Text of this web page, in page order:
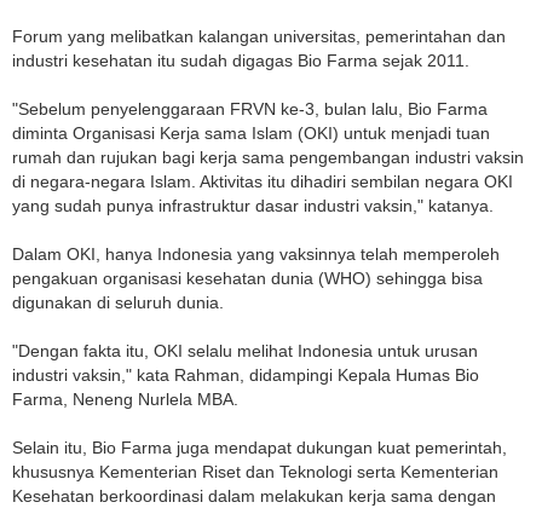
Forum yang melibatkan kalangan universitas, pemerintahan dan
industri kesehatan itu sudah digagas Bio Farma sejak 2011.
"Sebelum penyelenggaraan FRVN ke-3, bulan lalu, Bio Farma
diminta Organisasi Kerja sama Islam (OKI) untuk menjadi tuan
rumah dan rujukan bagi kerja sama pengembangan industri vaksin
di negara-negara Islam. Aktivitas itu dihadiri sembilan negara OKI
yang sudah punya infrastruktur dasar industri vaksin," katanya.
Dalam OKI, hanya Indonesia yang vaksinnya telah memperoleh
pengakuan organisasi kesehatan dunia (WHO) sehingga bisa
digunakan di seluruh dunia.
"Dengan fakta itu, OKI selalu melihat Indonesia untuk urusan
industri vaksin," kata Rahman, didampingi Kepala Humas Bio
Farma, Neneng Nurlela MBA.
Selain itu, Bio Farma juga mendapat dukungan kuat pemerintah,
khususnya Kementerian Riset dan Teknologi serta Kementerian
Kesehatan berkoordinasi dalam melakukan kerja sama dengan